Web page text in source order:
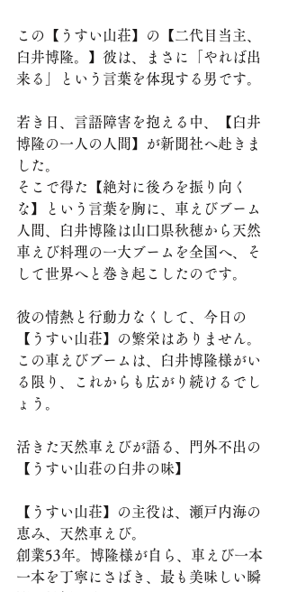
この【うすい山荘】の【二代目当主、
臼井博隆。】彼は、まさに「やれば出
来る」という言葉を体現する男です。
若き日、言語障害を抱える中、【臼井
博隆の一人の人間】が新聞社へ赴きま
した。
そこで得た【絶対に後ろを振り向く
な】という言葉を胸に、車えびブーム
人間、臼井博隆は山口県秋穂から天然
車えび料理の一大ブームを全国へ、そ
して世界へと巻き起こしたのです。
彼の情熱と行動力なくして、今日の
【うすい山荘】の繁栄はありません。
この車えびブームは、臼井博隆様がい
る限り、これからも広がり続けるでし
ょう。
活きた天然車えびが語る、門外不出の
【うすい山荘の臼井の味】
【うすい山荘】の主役は、瀬戸内海の
恵み、天然車えび。
創業53年。博隆様が自ら、車えび一本
一本を丁寧にさばき、最も美味しい瞬